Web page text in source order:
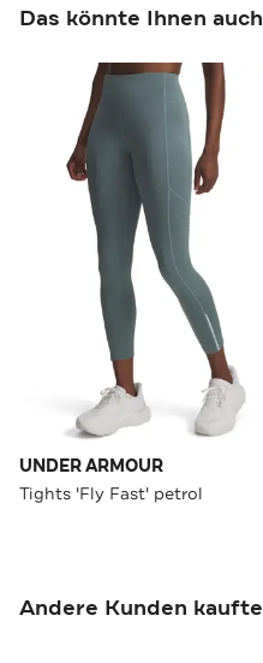
Das könnte Ihnen
UNDER ARMOUR
Tights 'Fly Fast' petrol
Andere Kunden